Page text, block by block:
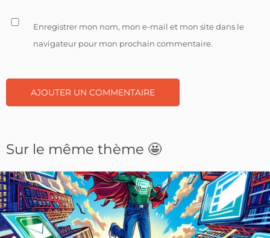
Enregistrer mon nom, mon e-mail et mon site dans le
navigateur pour mon prochain commentaire.
Sur le même thème 🤩